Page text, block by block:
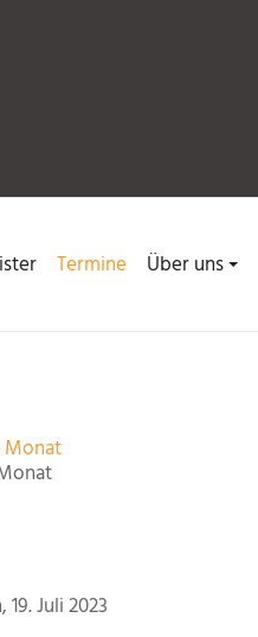
Termine Über uns
Juli 2023